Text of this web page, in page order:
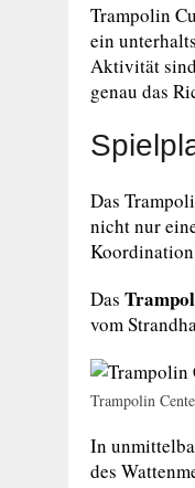
Trampolin
ein
Aktivität
genau das
Das
nicht nur
Das
vom
Trampolin
In
des